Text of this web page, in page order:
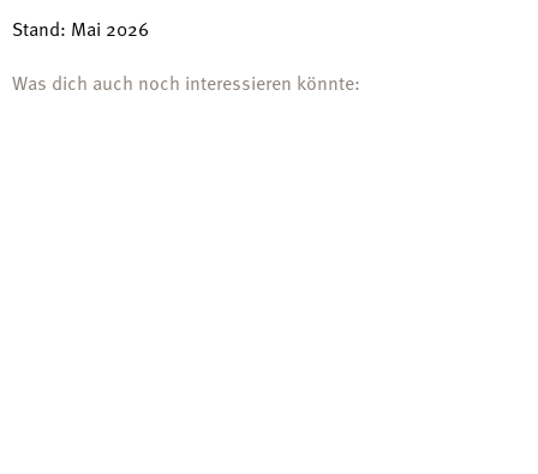
Stand: Mai 2026
Was dich auch noch interessieren könnte: